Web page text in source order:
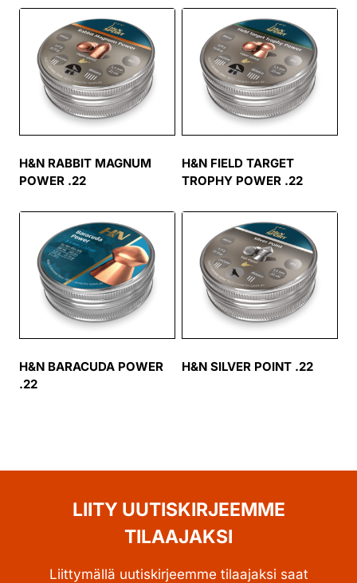
H&N RABBIT MAGNUM
POWER .22
H&N FIELD TARGET
TROPHY POWER .22
H&N BARACUDA POWER
.22
H&N SILVER POINT .22
LIITY UUTISKIRJEEMME
TILAAJAKSI
Liittymällä uutiskirjeemme tilaajaksi saat